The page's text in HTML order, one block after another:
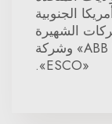
الجنوبية
الشهيرة
حول العالم، ومنها شركة «ABB Electrical» وشركة
«ESCO».